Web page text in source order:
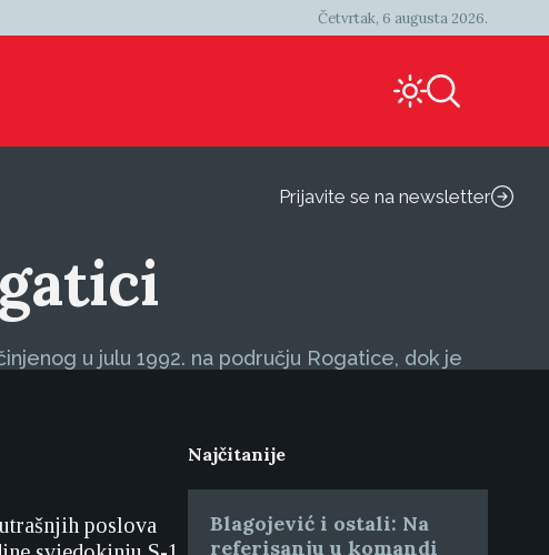
Četvrtak, 6 augusta 2026.
Prijavite se na newsletter
u julu 1992. na području Rogatice, dok je
poslova
Najčitanije
Blagojević i ostali: Na
referisanju u komandi